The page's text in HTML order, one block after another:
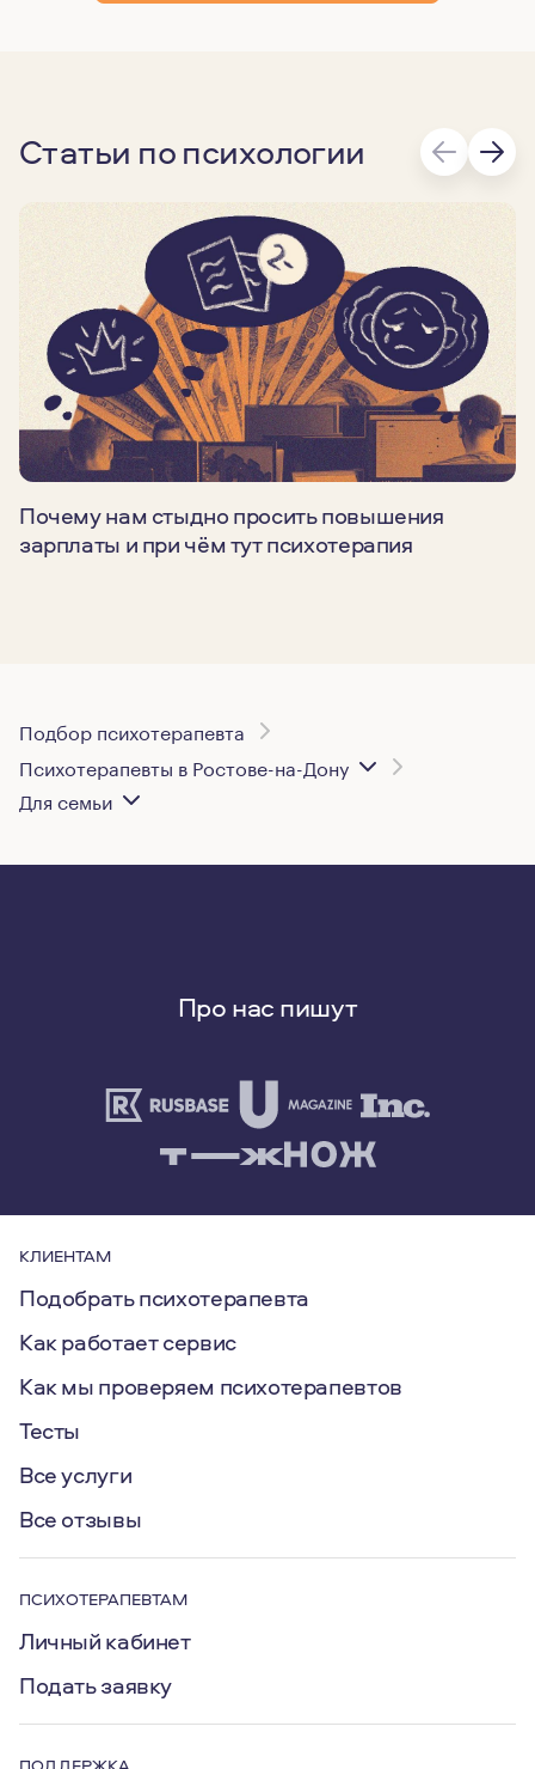
Статьи по психологии
Почему нам стыдно просить повышения
зарплаты и при чём тут психотерапия
Подбор психотерапевта
Психотерапевты в Ростове-на-Дону
Для семьи
Про нас пишут
КЛИЕНТАМ
Подобрать психотерапевта
Как работает сервис
Как мы проверяем психотерапевтов
Тесты
Все услуги
Все отзывы
ПСИХОТЕРАПЕВТАМ
Личный кабинет
Подать заявку